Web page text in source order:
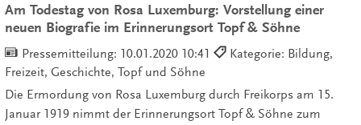
Am Todestag von Rosa Luxemburg: Vorstellung einer
neuen Biografie im Erinnerungsort Topf & Söhne
Pressemitteilung: 10.01.2020 10:41
Kategorie: Bildung,
Freizeit, Geschichte, Topf und Söhne
Die Ermordung von Rosa Luxemburg durch Freikorps am 15.
Januar 1919 nimmt der Erinnerungsort Topf & Söhne zum